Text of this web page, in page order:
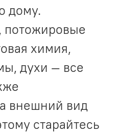
дому.
потожировые
химия,
духи — все
внешний вид
старайтесь